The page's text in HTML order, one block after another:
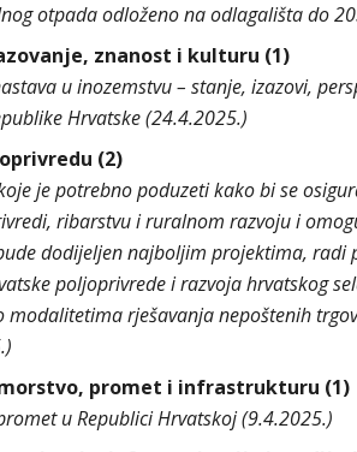
otpada odloženo na odlagališta do
znanost i kulturu (1)
u inozemstvu – stanje, izazovi,
Hrvatske (24.4.2025.)
(2)
je potrebno poduzeti kako bi se
ribarstvu i ruralnom razvoju i
dodijeljen najboljim projektima, radi
poljoprivrede i razvoja hrvatskog
modalitetima rješavanja nepoštenih
promet i infrastrukturu (1)
u Republici Hrvatskoj (9.4.2025.)